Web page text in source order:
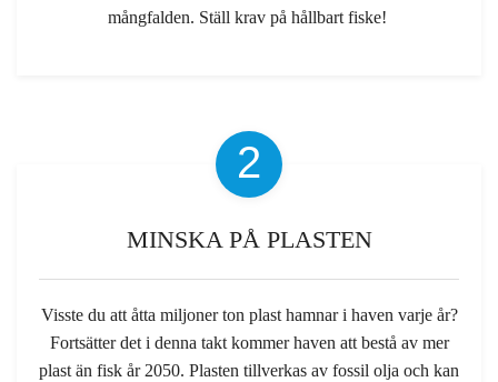
mångfalden. Ställ krav på hållbart fiske!
2
MINSKA PÅ PLASTEN
Visste du att åtta miljonerton plasthamnar i haven varje år?
Fortsätter det i denna takt kommer haven att bestå av mer
plast än fisk år 2050. Plasten tillverkas av fossil olja och kan